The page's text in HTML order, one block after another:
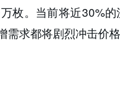
枚。当前将近30%的
求都将剧烈冲击价格​​